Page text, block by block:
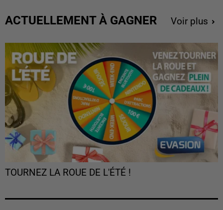
ACTUELLEMENT À GAGNER Voir plus
TOURNEZ LA ROUE DE L'ÉTÉ !